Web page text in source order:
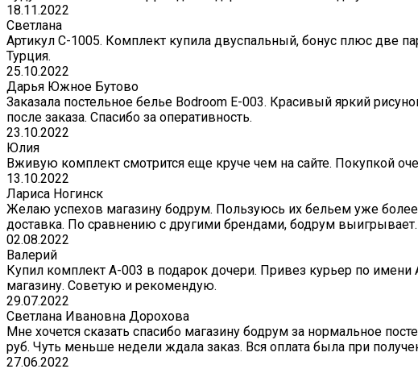
18.11.2022
Светлана
Артикул С-1005. Комплект купила двуспальный, бонус плюс две
Турция.
25.10.2022
Дарья Южное Бутово
Заказала постельное белье Bodroom E-003. Красивый яркий
после заказа. Спасибо за оперативность.
23.10.2022
Юлия
Вживую комплект смотрится еще круче чем на сайте. Покупкой
13.10.2022
Лариса Ногинск
Желаю успехов магазину бодрум. Пользуюсь их бельем уже более
доставка. По сравнению с другими брендами, бодрум
02.08.2022
Валерий
Купил комплект A-003 в подарок дочери. Привез курьер по
магазину. Советую и рекомендую.
29.07.2022
Светлана Ивановна Дорохова
Мне хочется сказать спасибо магазину бодрум за нормальное
руб. Чуть меньше недели ждала заказ. Вся оплата была при
27.06.2022